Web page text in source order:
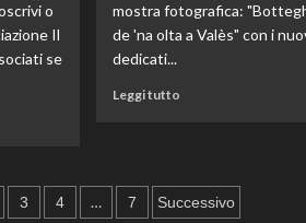
o
Il
se
mostra fotografica:
de 'na olta a Valès" con i
dedicati...
Leggi tutto
3 4 … 7 Successivo